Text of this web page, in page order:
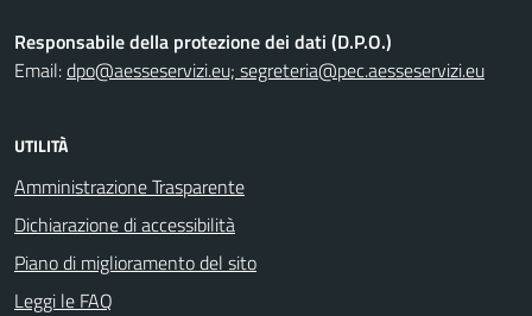
Responsabile della protezione dei dati (D.P.O.)
Email:dpo@aesseservizi.eu; segreteria@pec.aesseservizi.eu
UTILITÀ
Amministrazione Trasparente
Dichiarazione di accessibilità
Piano di miglioramento del sito
Leggi le FAQ